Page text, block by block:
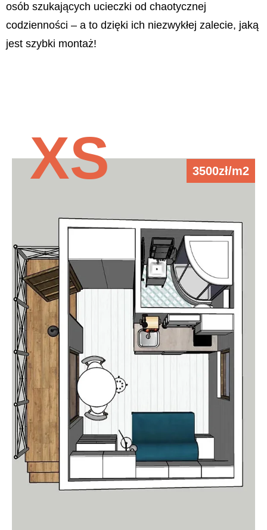
osób szukających ucieczki od chaotycznej
codzienności – a to dzięki ich niezwykłej zalecie, jaką
jest szybki montaż!
XS 3500zł/m2